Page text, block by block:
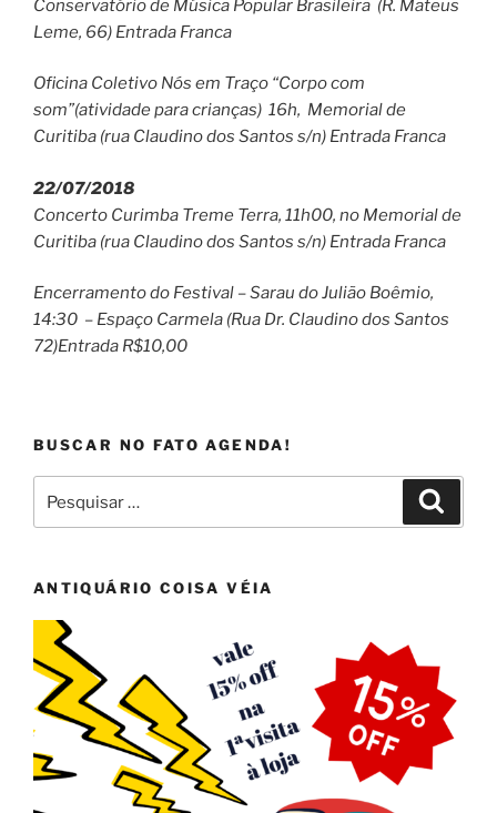
Conservatório de Música Popular Brasileira (R. Mateus
Leme, 66) Entrada Franca
Oficina Coletivo Nós em Traço “Corpo com
som”(atividade para crianças) 16h, Memorial de
Curitiba (rua Claudino dos Santos s/n) Entrada Franca
22/07/2018
Concerto Curimba Treme Terra, 11h00, no Memorial de
Curitiba (rua Claudino dos Santos s/n) Entrada Franca
Encerramento do Festival – Sarau do Julião Boêmio,
14:30 – Espaço Carmela (Rua Dr. Claudino dos Santos
72)Entrada R$10,00
BUSCAR NO FATO AGENDA!
por:
ANTIQUÁRIO COISA VÉIA